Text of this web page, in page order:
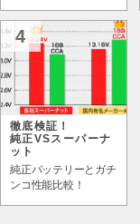
4
徹底検証！
純正VSスーパーナ
ット
純正バッテリーとガチ
ンコ性能比較！